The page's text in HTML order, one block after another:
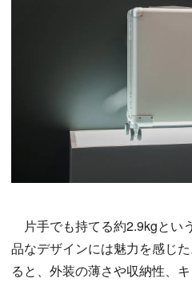
片手でも持てる約2.9kgとい
品なデザインには魅力を感じ
ると、外装の薄さや収納性、